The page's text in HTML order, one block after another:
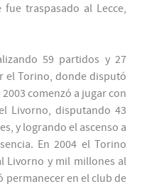
traspasado al Lecce,
59 partidos y 27
el Torino, donde disputó
comenzó a jugar con
Livorno, disputando 43
y logrando el ascenso a
En 2004 el Torino
Livorno y mil millones al
en el club de